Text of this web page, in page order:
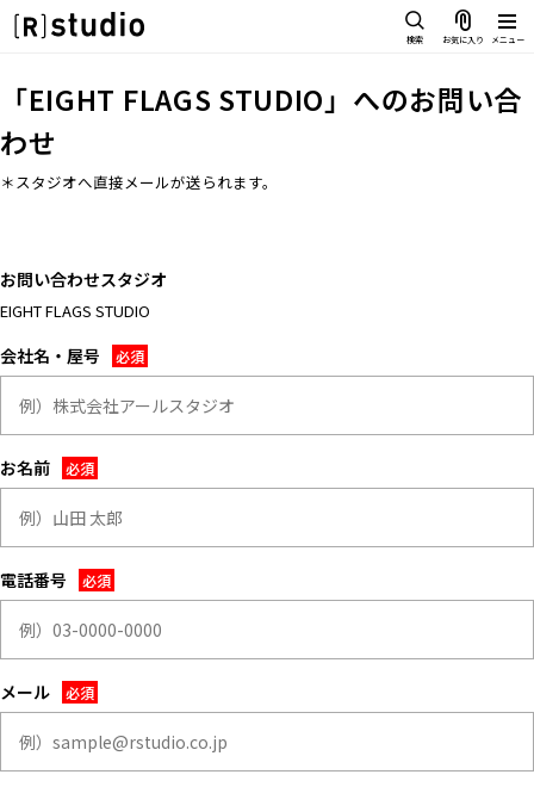
検索 お気に入り メニュー
IMAGE
部屋ごとに写真で見比べたい
ひとつのスタジオであれもこれも
LOCATION
も
SIZE&PRICE
広さと利用料金で探す
ALL FILTER
すべての選択肢からスタジオを探す
スタジオを探す
雰囲気で探したい
カフェやオフィスなどロケシーン
SIZE&PRICE
広さと利用料金で探す
ALL FILTER
す
スタジオ一覧
マップから探す
特集
[R]studioについて
お知らせ
「EIGHT FLAGS STUDIO」へのお問い合
わせ
＊スタジオへ直接メールが送られます。
お問い合わせスタジオ
EIGHT FLAGS STUDIO
会社名・屋号
お名前
電話番号
メール